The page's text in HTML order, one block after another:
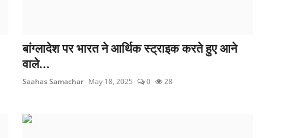
बांग्लादेश पर भारत ने आर्थिक स्ट्राइक करते हुए आने
वाले...
Saahas Samachar May 18, 2025 0 28